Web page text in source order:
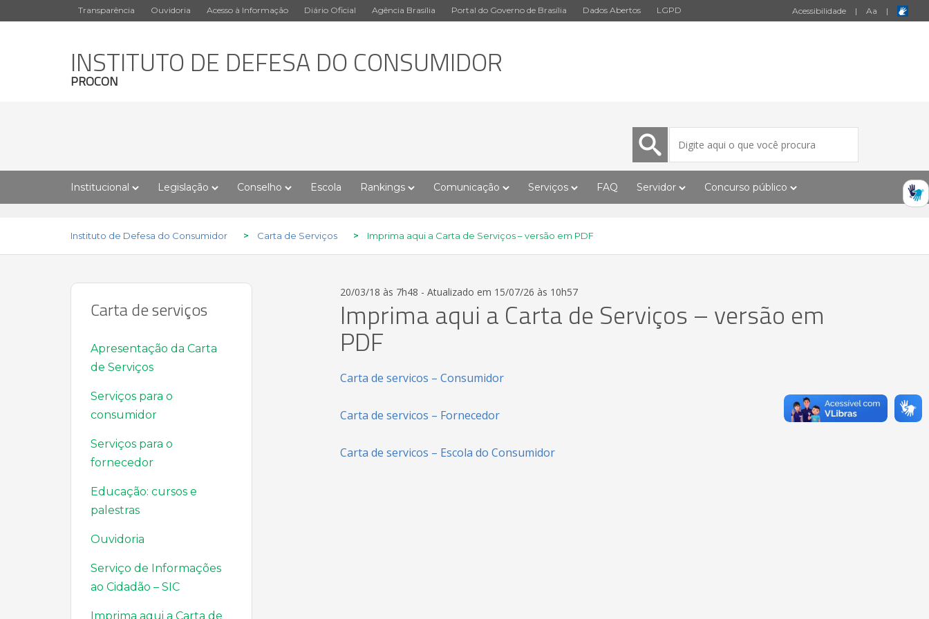
Transparência Ouvidoria Acesso à Informação Diário Oficial Agência Brasília Portal do Governo de Brasília Dados Abertos LGPD Acessibilidade | Aa |
INSTITUTO DE DEFESA DO CONSUMIDOR
PROCON
Institucional Legislação Conselho Escola Rankings Comunicação Serviços FAQ Servidor Concurso público
Instituto de Defesa do Consumidor > Carta de Serviços > Imprima aqui a Carta de Serviços – versão em PDF
20/03/18 às 7h48 - Atualizado em 15/07/26 às 10h57
Imprima aqui a Carta de Serviços – versão em
PDF
Carta de servicos – Consumidor
Carta de servicos – Fornecedor
Carta de servicos – Escola do Consumidor
Carta de serviços
Apresentação da Carta
de Serviços
Serviços para o
consumidor
Serviços para o
fornecedor
Educação: cursos e
palestras
Ouvidoria
Serviço de Informações
ao Cidadão – SIC
Imprima aqui a Carta de